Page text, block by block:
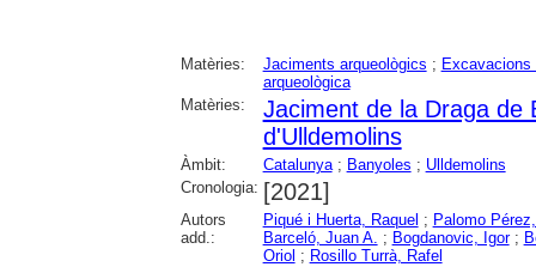
Matèries: Jaciments arqueològics ; Excavacions
arqueològica
Matèries:
Jaciment de la Draga de
d'Ulldemolins
Àmbit: Catalunya; Banyoles ; Ulldemolins
Cronologia: [2021]
Autors
add.:
Piqué i Huerta, Raquel ; Palomo
Barceló, Juan A. ; Bogdanovic, Igor;
Oriol ; Rosillo Turrà, Rafel